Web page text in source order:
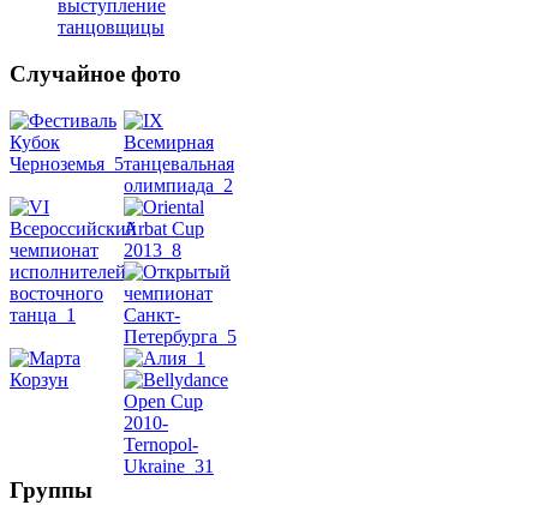
выступление
танцовщицы
Случайное фото
Группы